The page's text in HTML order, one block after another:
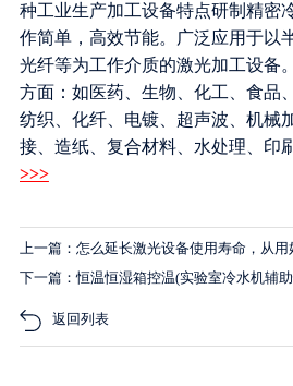
种工业生产加工设备特点研制精密
作简单，高效节能。广泛应用于以
光纤等为工作介质的激光加工设备
方面：如医药、生物、化工、食品
纺织、化纤、电镀、超声波、机械
接、造纸、复合材料、水处理、印
>>>
上一篇：怎么延长激光设备使用寿命，从
下一篇：恒温恒湿箱控温(实验室冷水机辅
返回列表